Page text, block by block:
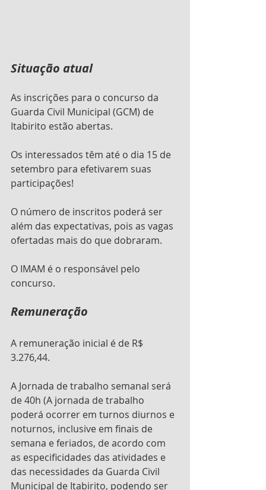
Situação atual
As inscrições para o concurso da
Guarda Civil Municipal (GCM) de
Itabirito estão abertas.
Os interessados têm até o dia 15 de
setembro para efetivarem suas
participações!
O número de inscritos poderá ser
além das expectativas, pois as vagas
ofertadas mais do que dobraram.
O IMAM é o responsável pelo
concurso.
Remuneração
A remuneração inicial é de R$
3.276,44.
A Jornada de trabalho semanal será
de 40h (A jornada de trabalho
poderá ocorrer em turnos diurnos e
noturnos, inclusive em finais de
semana e feriados, de acordo com
as especificidades das atividades e
das necessidades da Guarda Civil
Municipal de Itabirito, podendo ser